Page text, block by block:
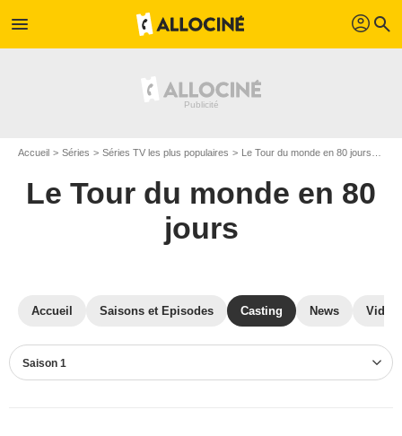
menu profil search
Accueil Séries Séries TV les plus populaires Le Tour du monde en 80 jours
Le Tour du monde en 80
jours
Accueil Saisons et Episodes Casting News
Saison 1